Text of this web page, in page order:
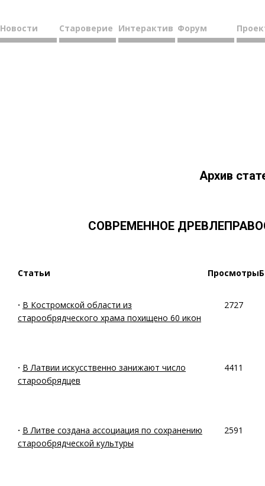
Новости Староверие Интерактив Форум
Архив
СОВРЕМЕННОЕ
Статьи Просмотры
· В Костромской области из
старообрядческого храма похищено 60 икон
2727
· В Латвии искусственно занижают число
старообрядцев
4411
· В Литве создана ассоциация по сохранению
старообрядческой культуры
2591